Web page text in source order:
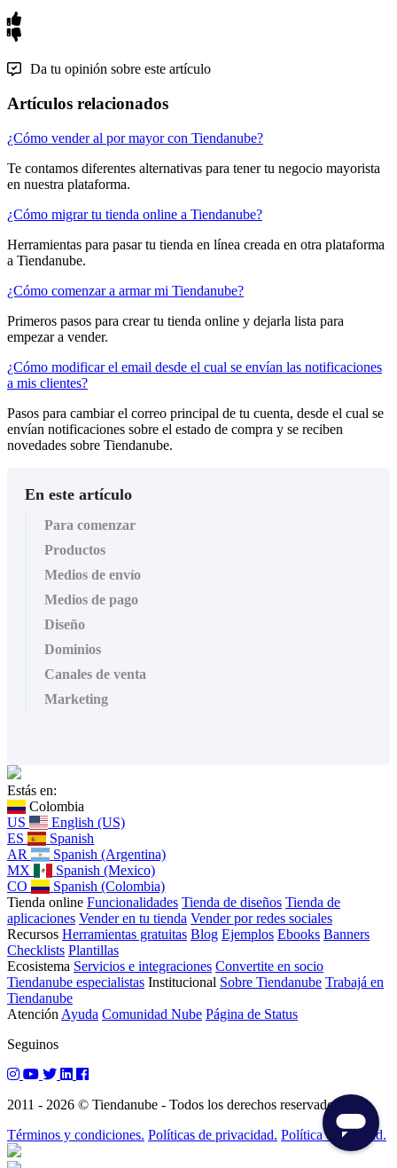
Da tu opinión sobre este artículo
Artículos relacionados
¿Cómo vender al por mayor con Tiendanube?
Te contamos diferentes alternativas para tener tu negocio mayorista
en nuestra plataforma.
¿Cómo migrar tu tienda online a Tiendanube?
Herramientas para pasar tu tienda en línea creada en otra plataforma
a Tiendanube.
¿Cómo comenzar a armar mi Tiendanube?
Primeros pasos para crear tu tienda online y dejarla lista para
empezar a vender.
¿Cómo modificar el email desde el cual se envían las notificaciones
a mis clientes?
Pasos para cambiar el correo principal de tu cuenta, desde el cual se
envían notificaciones sobre el estado de compra y se reciben
novedades sobre Tiendanube.
En este artículo
Para comenzar
Productos
Medios de envío
Medios de pago
Diseño
Dominios
Canales de venta
Marketing
Estás en:
Colombia
US
English (US)
ES
Spanish
AR
Spanish (Argentina)
MX
Spanish (Mexico)
CO
Spanish (Colombia)
Tienda online Funcionalidades Tienda de diseños Tienda de
aplicaciones Vender en tu tienda Vender por redes sociales
Recursos Herramientas gratuitas Blog Ejemplos Ebooks Banners
Checklists Plantillas
Ecosistema Servicios e integraciones Convertite en socio
Tiendanube especialistas Institucional Sobre Tiendanube Trabajá en
Tiendanube
Atención Ayuda Comunidad Nube Página de Status
Seguinos
2011 - 2026 © Tiendanube - Todos los derechos reservados.
Términos y condiciones. Políticas de privacidad. Política de calidad.